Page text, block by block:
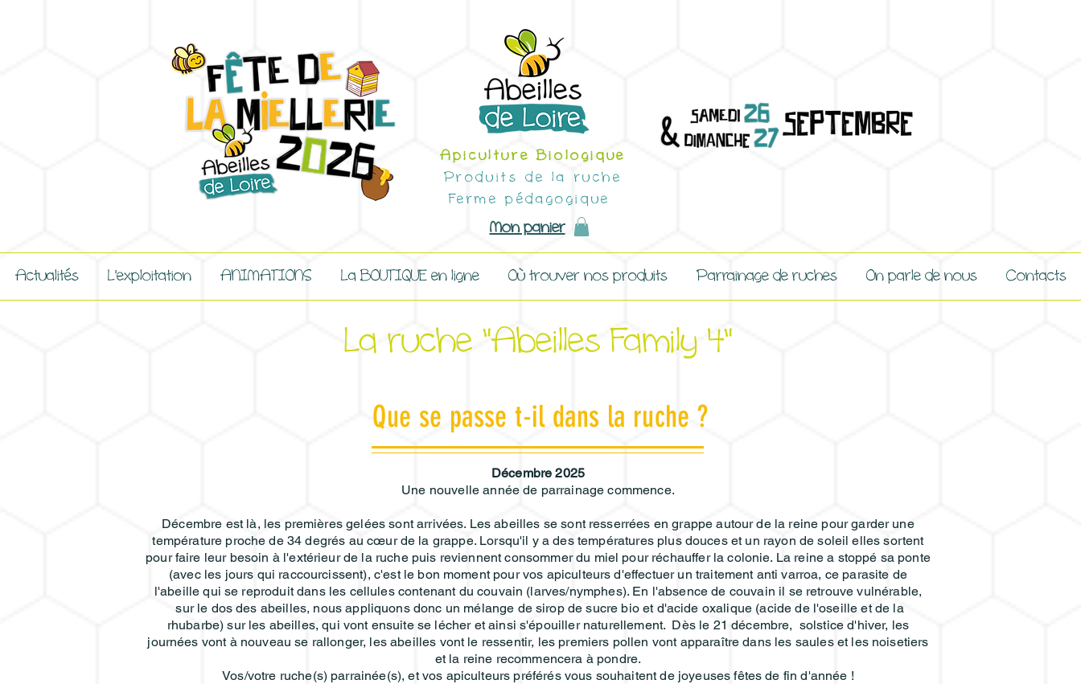
Apiculture Biologique
Produits de la ruche
Ferme pédagogique
Mon panier
Actualités L'exploitation ANIMATIONS La BOUTIQUE en ligne Où trouver nos produits Parrainage de ruches On parle de nous Contacts
La ruche "Abeilles Family 4"
Que se passe t-il dans la ruche ?
Décembre 2025
Une nouvelle année de parrainage commence.
Décembre est là, les premières gelées sont arrivées. Les abeilles se sont resserrées en grappe autour de la reine pour garder une
température proche de 34 degrés au cœur de la grappe. Lorsqu'il y a des températures plus douces et un rayon de soleil elles sortent
pour faire leur besoin à l'extérieur de la ruche puis reviennent consommer du miel pour réchauffer la colonie. La reine a stoppé sa ponte
(avec les jours qui raccourcissent), c'est le bon moment pour vos apiculteurs d'effectuer un traitement anti varroa, ce parasite de
l'abeille qui se reproduit dans les cellules contenant du couvain (larves/nymphes). En l'absence de couvain il se retrouve vulnérable,
sur le dos des abeilles, nous appliquons donc un mélange de sirop de sucre bio et d'acide oxalique (acide de l'oseille et de la
rhubarbe) sur les abeilles, qui vont ensuite se lécher et ainsi s'épouiller naturellement. Dès le 21 décembre, solstice d'hiver, les
journées vont à nouveau se rallonger, les abeilles vont le ressentir, les premiers pollen vont apparaître dans les saules et les noisetiers
et la reine recommencera à pondre.
Vos/votre ruche(s) parrainée(s), et vos apiculteurs préférés vous souhaitent de joyeuses fêtes de fin d'année !